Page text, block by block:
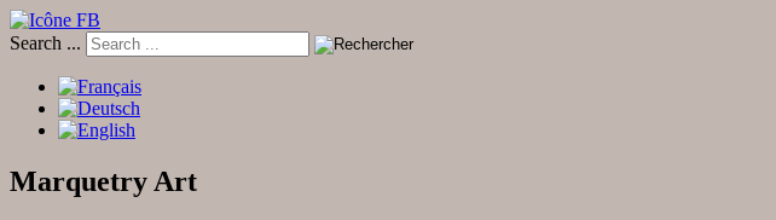
Search ...
Marquetry Art